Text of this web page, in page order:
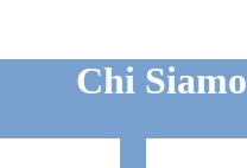
Chi Siamo